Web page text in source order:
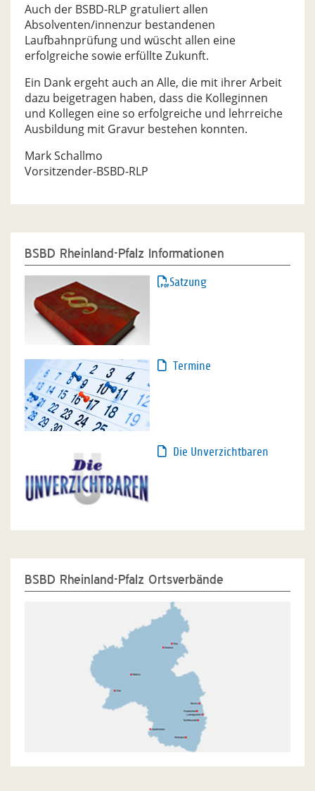
Auch der BSBD-RLP gratuliert allen
Absolventen/innenzur bestandenen
Laufbahnprüfung und wüscht allen eine
erfolgreiche sowie erfüllte Zukunft.
Ein Dank ergeht auch an Alle, die mit ihrer Arbeit
dazu beigetragen haben, dass die Kolleginnen
und Kollegen eine so erfolgreiche und lehrreiche
Ausbildung mit Gravur bestehen konnten.
Mark Schallmo
Vorsitzender-BSBD-RLP
BSBD Rheinland-Pfalz Informationen
Satzung
Termine
Die Unverzichtbaren
BSBD Rheinland-Pfalz Ortsverbände